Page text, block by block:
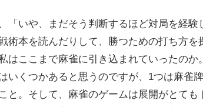
「いや、まだそう判断するほど対局を経
術本を読んだりして、勝つための打ち方を
はここまで麻雀に引き込まれていったのか。
いくつかあると思うのですが、1つは麻雀
と。そして、麻雀のゲームは展開がとても